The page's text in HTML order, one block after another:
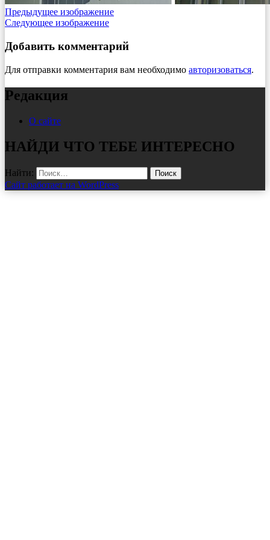
Предыдущее изображение
Следующее изображение
Добавить комментарий
Для отправки комментария вам необходимо авторизоваться.
Редакция
О сайте
НАЙДИ ЧТО ТЕБЕ ИНТЕРЕСНО
Найти:
Сайт работает на WordPress